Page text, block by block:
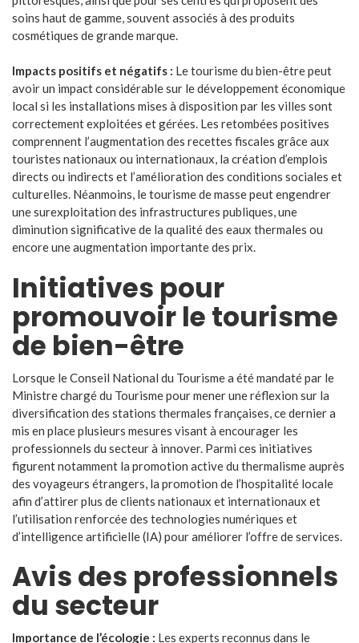
soins haut de gamme, souvent associés à des produits
cosmétiques de grande marque.
Impacts positifs et négatifs : Le tourisme du bien-être peut
avoir un impact considérable sur le développement économique
local si les installations mises à disposition par les villes sont
correctement exploitées et gérées. Les retombées positives
comprennent l’augmentation des recettes fiscales grâce aux
touristes nationaux ou internationaux, la création d’emplois
directs ou indirects et l’amélioration des conditions sociales et
culturelles. Néanmoins, le tourisme de masse peut engendrer
une surexploitation des infrastructures publiques, une
diminution significative de la qualité des eaux thermales ou
encore une augmentation importante des prix.
Initiatives pour
promouvoir le tourisme
de bien-être
Lorsque le Conseil National du Tourisme a été mandaté par le
Ministre chargé du Tourisme pour mener une réflexion sur la
diversification des stations thermales françaises, ce dernier a
mis en place plusieurs mesures visant à encourager les
professionnels du secteur à innover. Parmi ces initiatives
figurent notamment la promotion active du thermalisme auprès
des voyageurs étrangers, la promotion de l’hospitalité locale
afin d’attirer plus de clients nationaux et internationaux et
l’utilisation renforcée des technologies numériques et
d’intelligence artificielle (IA) pour améliorer l’offre de services.
Avis des professionnels
du secteur
Importance de l’écologie : Les experts reconnus dans le